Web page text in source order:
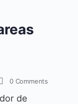
0 Comments
de